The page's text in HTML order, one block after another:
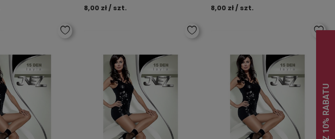
8,00 zł / szt. 8,00 zł / szt.